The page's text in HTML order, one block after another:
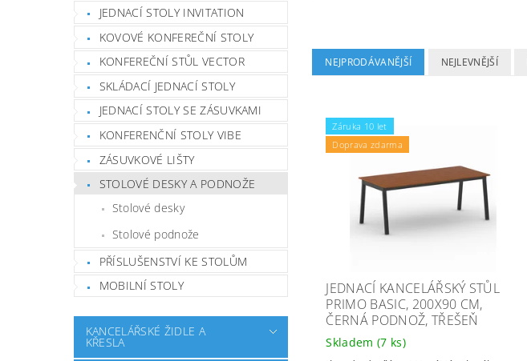
JEDNACÍ STOLY INVITATION
KOVOVÉ KONFEREČNÍ STOLY
KONFEREČNÍ STŮL VECTOR
SKLÁDACÍ JEDNACÍ STOLY
JEDNACÍ STOLY SE ZÁSUVKAMI
KONFERENČNÍ STOLY VIBE
ZÁSUVKOVÉ LIŠTY
STOLOVÉ DESKY A PODNOŽE
Stolové desky
Stolové podnože
PŘÍSLUŠENSTVÍ KE STOLŮM
MOBILNÍ STOLY
KANCELÁŘSKÉ ŽIDLE A
KŘESLA
NEJPRODÁVANĚJŠÍ NEJLEVNĚJŠÍ
Záruka 10 let
Doprava zdarma
JEDNACÍ KANCELÁŘSKÝ STŮL
PRIMO BASIC, 200X90 CM,
ČERNÁ PODNOŽ, TŘEŠEŇ
Skladem (7 ks)